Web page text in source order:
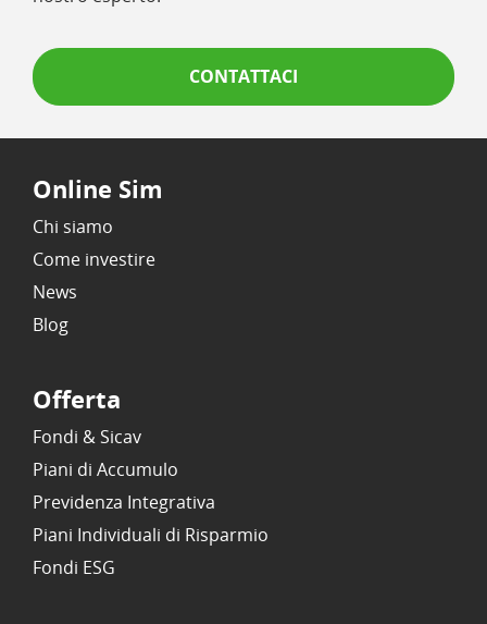
CONTATTACI
Online Sim
Chi siamo
Come investire
News
Blog
Offerta
Fondi & Sicav
Piani di Accumulo
Previdenza Integrativa
Piani Individuali di Risparmio
Fondi ESG